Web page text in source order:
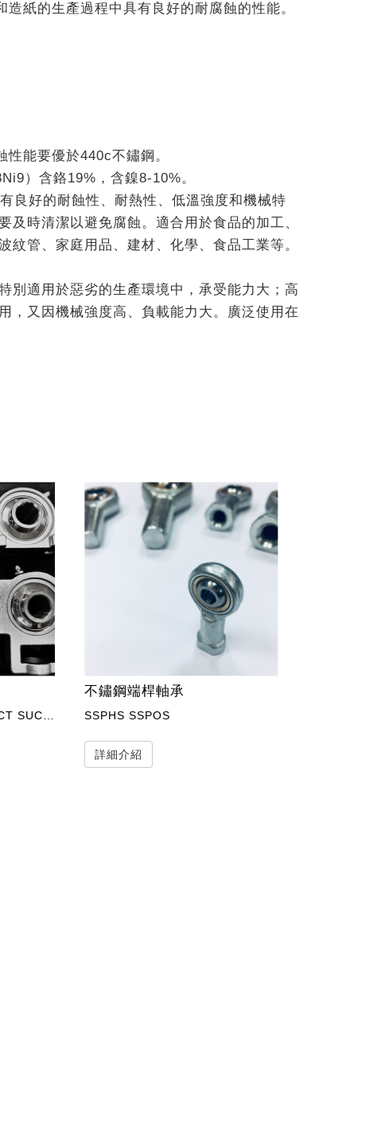
的生產過程中具有良好的耐腐蝕的性能。
能要優於440c不鏽鋼。
）含鉻19%，含鎳8-10%。
好的耐蝕性、耐熱性、低溫強度和機械特
時清潔以避免腐蝕。適合用於食品的加工、
管、家庭用品、建材、化學、食品工業等。
適用於惡劣的生產環境中，承受能力大；高
，又因機械強度高、負載能力大。廣泛使用在
不鏽鋼端桿軸承
SSPHS SSPOS
詳細介紹